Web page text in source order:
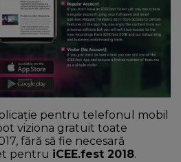
pentru telefonul mobil
viziona gratuit toate
fără să fie necesară
pentru iCEE.fest 2018.